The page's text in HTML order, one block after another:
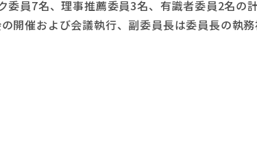
員7名、理事推薦委員3名、有識者委員2名の
開催および会議執行、副委員長は委員長の執